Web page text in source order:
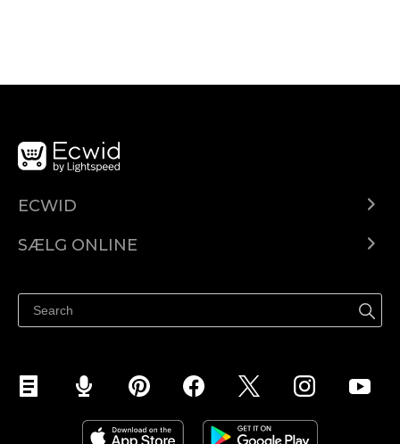
ECWID
Pris
SÆLG ONLINE
Sælg på Facebook
Sælg på Instagram